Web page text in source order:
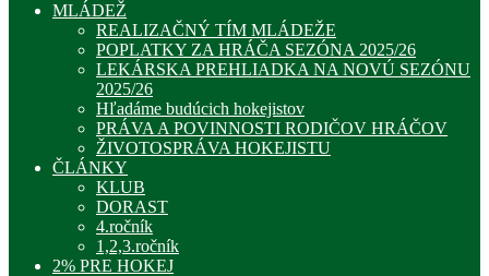
MLÁDEŽ
REALIZAČNÝ TÍM MLÁDEŽE
POPLATKY ZA HRÁČA SEZÓNA 2025/26
LEKÁRSKA PREHLIADKA NA NOVÚ SEZÓNU
2025/26
Hľadáme budúcich hokejistov
PRÁVA A POVINNOSTI RODIČOV HRÁČOV
ŽIVOTOSPRÁVA HOKEJISTU
ČLÁNKY
KLUB
DORAST
4.ročník
1,2,3.ročník
2% PRE HOKEJ